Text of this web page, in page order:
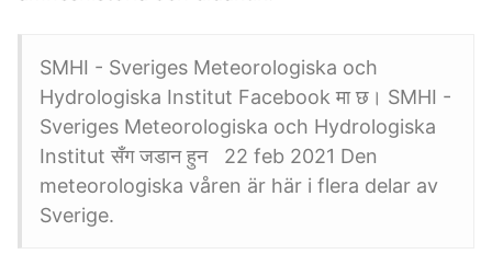
SMHI - Sveriges Meteorologiska och
Hydrologiska Institut Facebook मा छ। SMHI -
Sveriges Meteorologiska och Hydrologiska
Institut सँग जडान हुन 22 feb 2021 Den
meteorologiska våren är här i flera delar av
Sverige.